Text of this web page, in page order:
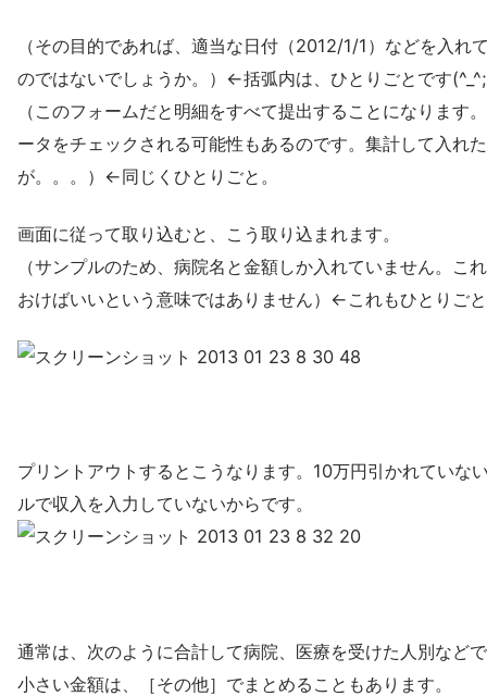
（その目的であれば、適当な日付（2012/1/1）などを入れ
のではないでしょうか。）←括弧内は、ひとりごとです
（このフォームだと明細をすべて提出することになります
ータをチェックされる可能性もあるのです。集計して入れ
が。。。）←同じくひとりごと。
画面に従って取り込むと、こう取り込まれます。
（サンプルのため、病院名と金額しか入れていません。こ
おけばいいという意味ではありません）←これもひとりご
プリントアウトするとこうなります。10万円引かれていな
ルで収入を入力していないからです。
通常は、次のように合計して病院、医療を受けた人別など
小さい金額は、［その他］でまとめることもあります。